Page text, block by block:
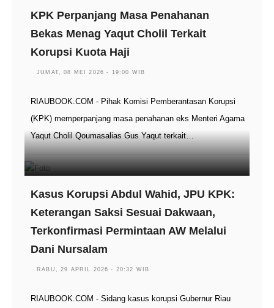
KPK Perpanjang Masa Penahanan
Bekas Menag Yaqut Cholil Terkait
Korupsi Kuota Haji
JUMAT, 08 MEI 2026 - 19:00 WIB
RIAUBOOK.COM - Pihak Komisi Pemberantasan Korupsi
(KPK) memperpanjang masa penahanan eks Menteri Agama
Yaqut Cholil Qoumasalias Gus Yaqut terkait…
Kasus Korupsi Abdul Wahid, JPU KPK:
Keterangan Saksi Sesuai Dakwaan,
Terkonfirmasi Permintaan AW Melalui
Dani Nursalam
RABU, 29 APRIL 2026 - 20:32 WIB
RIAUBOOK.COM - Sidang kasus korupsi Gubernur Riau